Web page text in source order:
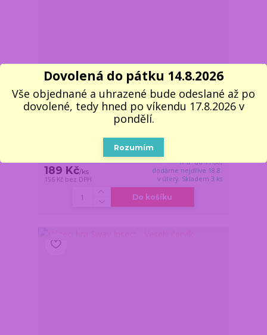
Stolní fotbalová hra pro dva - Minifotbal
189 Kč/ks
156 Kč bez DPH
Z důvodu dovolené,
17.8. do 11:00,
dodáme nejdříve 18.8.
v úterý. Skladem 3 ks
Do košíku
Dovolená do pátku 14.8.2026
Vše objednané a uhrazené bude odeslané až po
dovolené, tedy hned po víkendu 17.8.2026 v
pondělí.
Rozumím